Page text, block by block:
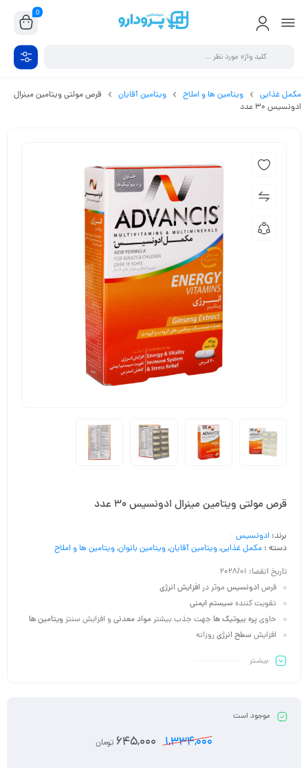
0
مکمل غذایی ویتامین ها و املاح ویتامین آقایان
قرص مولتی ویتامین مینرال
ادونسیس 30 عدد
قرص مولتی ویتامین مینرال ادونسیس 30 عدد
برند: ادونسیس
دسته : مکمل غذایی,ویتامین آقایان,ویتامین بانوان,ویتامین ها و املاح
تاریخ انقضا: 2028/01
قرصادونسیسموثر درافزایش انرژی
تقویت کننده سیستم ایمنی
حاوی پره بیوتیک ها جهت جذب بیشترمواد معدنی و افزایش سنتزویتامین ها
افزایش سطح انرژیروزانه
بیشـتر
موجود است
1,334,000
645,000 تومان